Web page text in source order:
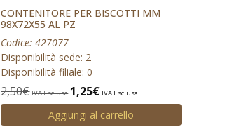
CONTENITORE PER BISCOTTI MM
98X72X55 AL PZ
Codice: 427077
Disponibilità sede: 2
Disponibilità filiale: 0
2,50€ IVA Esclusa 1,25€ IVA Esclusa
Aggiungi al carrello